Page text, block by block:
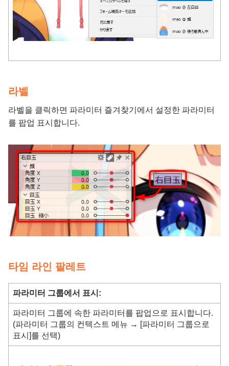
라벨
라벨을 클릭하면 파라미터 즐겨찾기에서 설정한 파라미터
를 팝업 표시합니다.
타임 라인 팔레트
파라미터 그룹에서 표시:
파라미터 그룹에 속한 파라미터를 팝업으로 표시합니다.
(파라미터 그룹의 컨텍스트 메뉴 → [파라미터 그룹으로
표시]를 선택)